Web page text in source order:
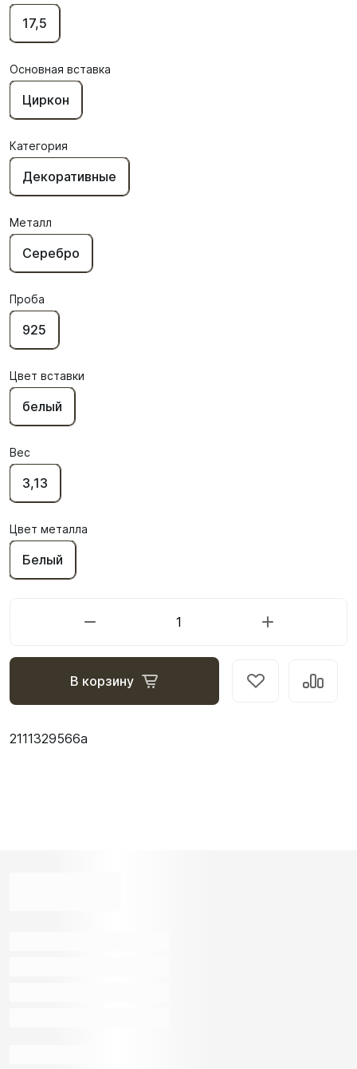
17,5
Основная вставка
Циркон
Категория
Декоративные
Металл
Серебро
Проба
925
Цвет вставки
белый
Вес
3,13
Цвет металла
Белый
В корзину
2111329566a